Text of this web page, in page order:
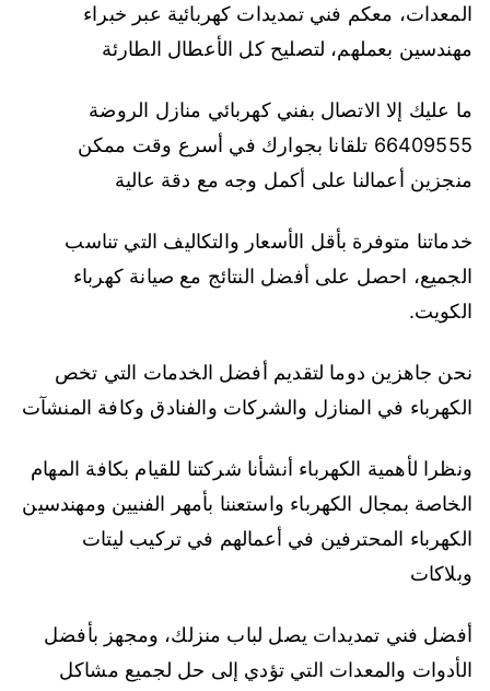
المعدات، معكم فني تمديدات كهربائية عبر خبراء
مهندسين بعملهم، لتصليح كل الأعطال الطارئة
ما عليك إلا الاتصال بفني كهربائي منازل الروضة
66409555 تلقانا بجوارك في أسرع وقت ممكن
منجزين أعمالنا على أكمل وجه مع دقة عالية
خدماتنا متوفرة بأقل الأسعار والتكاليف التي تناسب
الجميع، احصل على أفضل النتائج مع صيانة كهرباء
الكويت.
نحن جاهزين دوما لتقديم أفضل الخدمات التي تخص
الكهرباء في المنازل والشركات والفنادق وكافة المنشآت
ونظرا لأهمية الكهرباء أنشأنا شركتنا للقيام بكافة المهام
الخاصة بمجال الكهرباء واستعننا بأمهر الفنيين ومهندسين
الكهرباء المحترفين في أعمالهم في تركيب ليتات
وبلاكات
أفضل فني تمديدات يصل لباب منزلك، ومجهز بأفضل
الأدوات والمعدات التي تؤدي إلى حل لجميع مشاكل